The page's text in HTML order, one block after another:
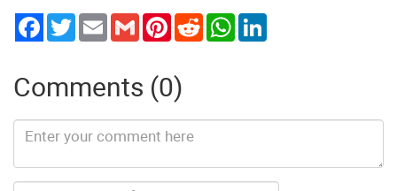
TwitterEmail Gmail PinterestReddit WhatsApp
Comments (0)